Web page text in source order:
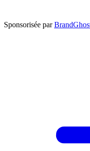
Sponsorisée par